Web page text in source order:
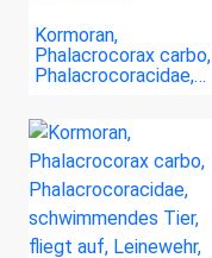
Kormoran,
Phalacrocorax carbo,
Phalacrocoracidae,…